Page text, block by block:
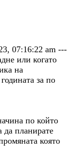
07:16:22 am ---
или когато
на
за по
по който
да планирате
която